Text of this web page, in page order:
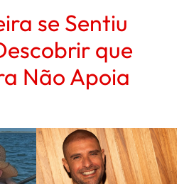
se Sentiu
que
Não Apoia